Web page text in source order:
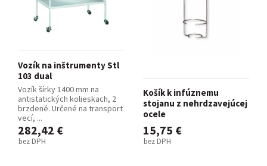
Vozík na inštrumenty Stl
103 dual
Vozík šírky 1400 mm na
antistatických kolieskach, 2
brzdené. Určené na transport
vecí, ...
282,42 €
bez DPH
Košík k infúznemu
stojanu z nehrdzavejúcej
ocele
15,75 €
bez DPH